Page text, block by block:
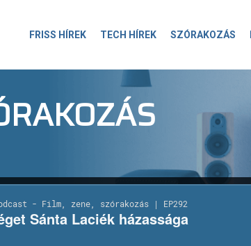
FRISS HÍREK TECH HÍREK SZÓRAKOZÁS